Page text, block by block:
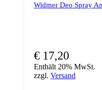
Widmer Deo Spray
€ 17,20
Enthält 20% MwSt.
zzgl. Versand